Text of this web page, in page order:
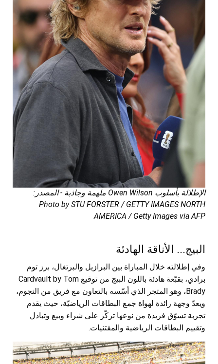
الإطلالة بأسلوب Owen Wilson ملهمة وجاذبة - المصدر:
Photo by STU FORSTER / GETTY IMAGES NORTH
AMERICA / Getty Images via AFP
البيج... الأناقة الهادئة
وفي إطلالته خلال المباراة بين البرازيل والبرتغال، برز توم
برادي، بقبّعة هادئة باللون البيج من توقيع Cardvault by Tom
Brady، وهو المتجر الذي أسّسه بالتعاون مع فريق من النجوم،
ويعدّ وجهة رائدة لهواة جمع البطاقات الرياضيّة، حيث يقدم
تجربة تسوّق فريدة من نوعها تركّز على شراء وبيع وتبادل
وتقييم البطاقات الرياضية والمقتنيات.